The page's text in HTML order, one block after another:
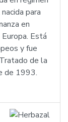
para
en
Está
y fue
de la
de 1993.